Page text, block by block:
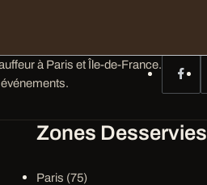
à Paris et Île-de-France.
Zones Desservies
Paris (75)